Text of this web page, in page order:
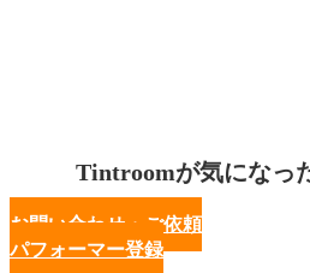
Tintroomが気になっ
お問い合わせ・ご依頼
パフォーマー登録